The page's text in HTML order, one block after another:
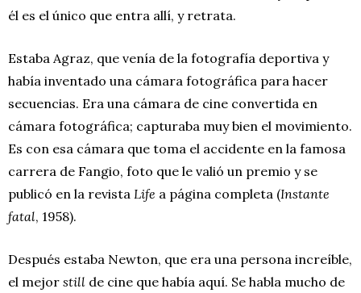
él es el único que entra allí, y retrata.
Estaba Agraz, que venía de la fotografía deportiva y
había inventado una cámara fotográfica para hacer
secuencias. Era una cámara de cine convertida en
cámara fotográfica; capturaba muy bien el movimiento.
Es con esa cámara que toma el accidente en la famosa
carrera de Fangio, foto que le valió un premio y se
publicó en la revista Life a página completa (Instante
fatal, 1958).
Después estaba Newton, que era una persona increíble,
el mejor still de cine que había aquí. Se habla mucho de